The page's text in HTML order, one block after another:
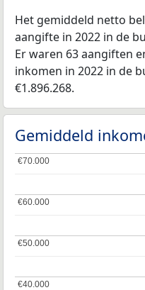
Het gemiddeld netto
aangifte in 2022 in de
Er waren 63 aangiften
inkomen in 2022 in de
€1.896.268.
Gemiddeld
€40.000
€40.000
€50.000
€50.000
€60.000
€60.000
€70.000
€70.000